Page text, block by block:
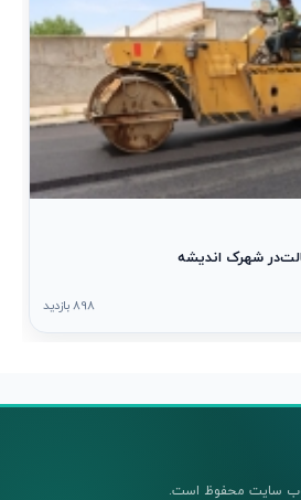
898 بازدید
سایت محفوظ است.